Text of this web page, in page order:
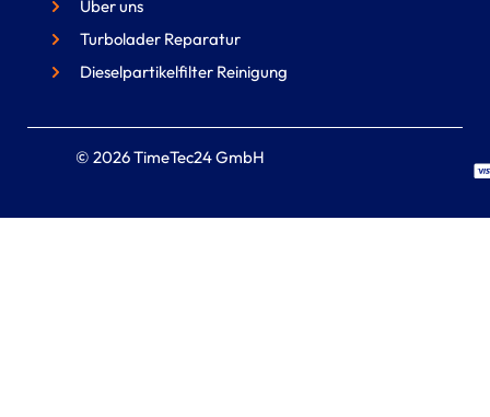
Über uns
Turbolader Reparatur
Dieselpartikelfilter Reinigung
© 2026 TimeTec24 GmbH